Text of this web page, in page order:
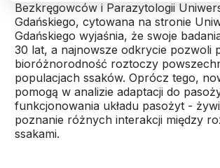
Bezkręgowców i Parazytologii
Gdańskiego, cytowana na stronie
Gdańskiego wyjaśnia, że swoje
30 lat, a najnowsze odkrycie pozwoli
bioróżnorodność roztoczy
populacjach ssaków. Oprócz tego,
pomogą w analizie adaptacji do
funkcjonowania układu pasożyt -
poznanie różnych interakcji między
ssakami.